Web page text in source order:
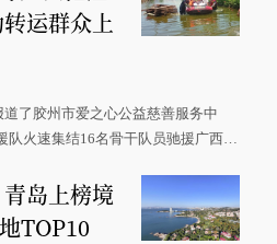
运群众上
了胶州市爱之心公益慈善服务中
火速集结16名骨干队员驰援广西灾
岛上榜境
TOP10